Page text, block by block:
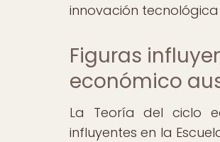
innovación
Figuras
económico
La Teoría del ciclo
influyentes en la